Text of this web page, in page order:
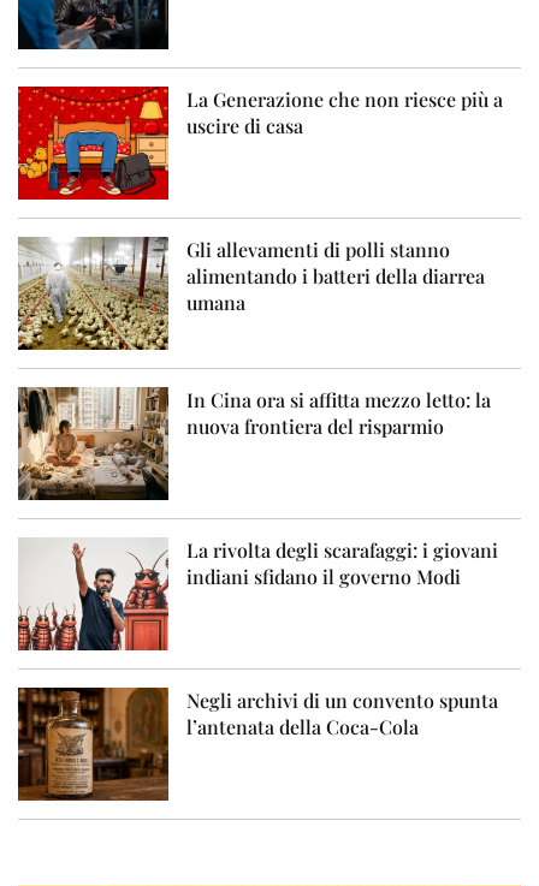
La Generazione che non riesce più a
uscire di casa
Gli allevamenti di polli stanno
alimentando i batteri della diarrea
umana
In Cina ora si affitta mezzo letto: la
nuova frontiera del risparmio
La rivolta degli scarafaggi: i giovani
indiani sfidano il governo Modi
Negli archivi di un convento spunta
l’antenata della Coca-Cola